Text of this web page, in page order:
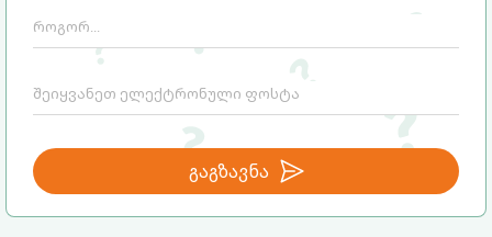
გაგზავნა